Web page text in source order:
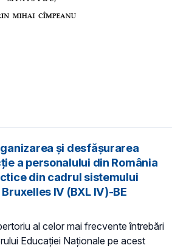
și desfășurarea
a personalului din România
din cadrul sistemului
IV (BXL IV)-BE
al celor mai frecvente întrebări
Educației Naționale pe acest